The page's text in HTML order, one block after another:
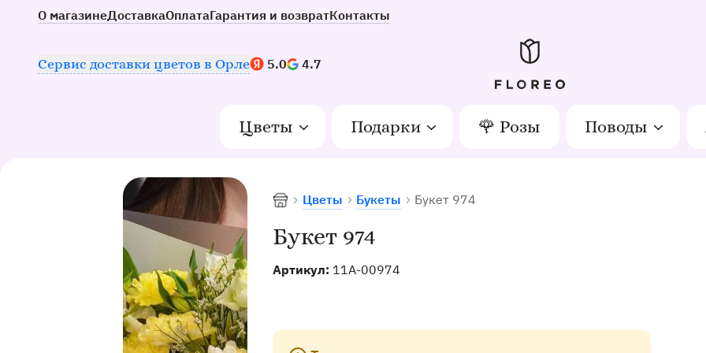
О магазинеДоставкаОплатаГарантия и возвратКонтакты
Сервис доставки цветов в ОрлеНаш рейтинг:
5.0 4.7
Цветы Подарки 🌹 Розы Поводы
Букет 974
Артикул: 11A-00974
Доставка цветов в Орле
Цветы Букеты Букет 974